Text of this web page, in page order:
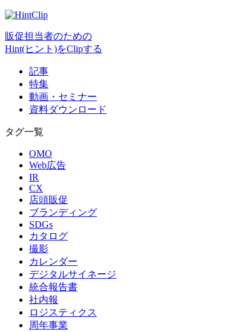
販促担当者のための
Hint(ヒント)をClipする
記事
特集
動画・セミナー
資料ダウンロード
タグ一覧
OMO
Web広告
IR
CX
店頭販促
ブランディング
SDGs
カタログ
撮影
カレンダー
デジタルサイネージ
統合報告書
社内報
ロジスティクス
周年事業